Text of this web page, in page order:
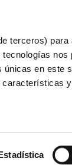
terceros)
en este